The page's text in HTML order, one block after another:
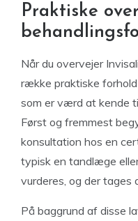
Praktiske
Når du overvejer
række praktiske
som er værd at kende
Først og fremmest
konsultation hos en
typisk en tandlæge
vurderes, og der tages
På baggrund af disse